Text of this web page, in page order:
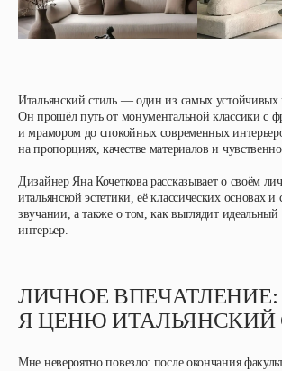
Итальянский стиль — один из самых устойчивых
Он прошёл путь от монументальной классики с
и мрамором до спокойных современных
на пропорциях, качестве материалов и
Дизайнер Яна Кочеткова рассказывает о своём
итальянской эстетики, её классических основах
звучании, а также о том, как выглядит идеальный
интерьер.
ЛИЧНОЕ ВПЕЧАТЛЕНИЕ:
Я ЦЕНЮ ИТАЛЬЯНСКИЙ
Мне невероятно повезло: после окончания